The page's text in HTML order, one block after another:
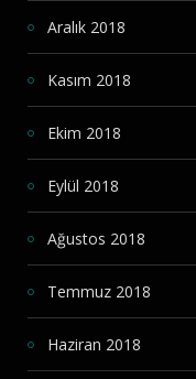
Aralık 2018
Kasım 2018
Ekim 2018
Eylül 2018
Ağustos 2018
Temmuz 2018
Haziran 2018